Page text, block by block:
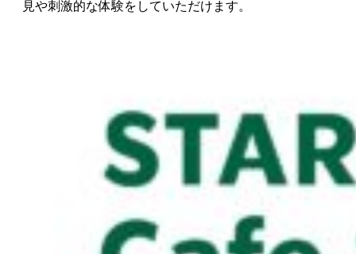
見や刺激的な体験をしていただけます。